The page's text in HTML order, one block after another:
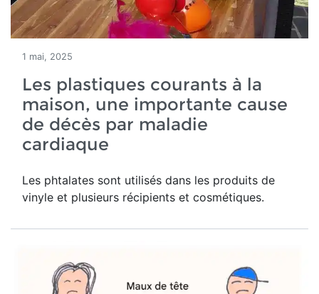
1 mai, 2025
Les plastiques courants à la
maison, une importante cause
de décès par maladie
cardiaque
Les phtalates sont utilisés dans les produits de
vinyle et plusieurs récipients et cosmétiques.